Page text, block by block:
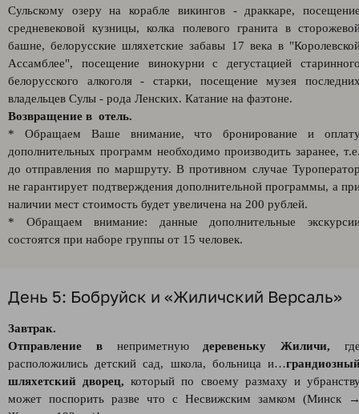
Сульскому озеру на корабле викингов - драккаре,
средневековой кузницы, колка полевого гранита в
башне, белорусские шляхетские забавы 17 века в
Ассамблее", посещение винокурни с дегустацией
белорусского алкоголя - старки, посещение музея
владельцев Сулы - рода Ленских. Катание на фаэтоне.
Возвращение в отель.
* Обращаем Ваше внимание, что бронирование и
дополнительных программ необходимо производить заранее,
до отправления по маршруту. В противном случае
не гарантирует подтверждения дополнительной программы, а
наличии мест стоимость будет увеличена на 200 рублей.
* Обращаем внимание: данные дополнительные
состоятся при наборе группы от 15 человек.
День 5: Бобруйск и «Жиличский Версаль»
Завтрак.
Отправление
внеприметную деревеньку Жиличи,
расположились детский сад, школа, больница и…
шляхетский дворец, который по своему размаху и
может поспорить разве что с Несвижским замком (Минск